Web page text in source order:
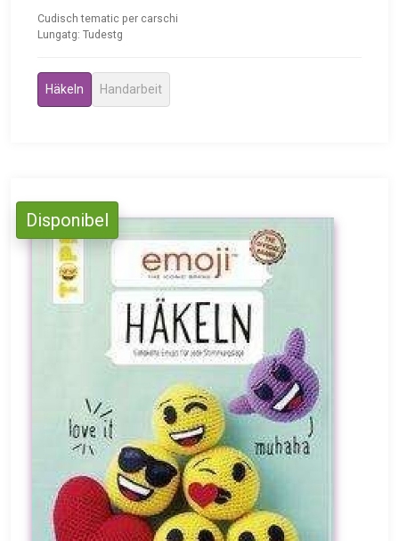
Cudisch tematic per carschi
Lungatg: Tudestg
Häkeln Handarbeit
Disponibel